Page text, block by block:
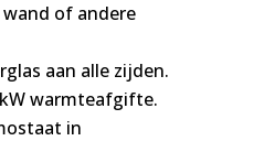
of andere
aan alle zijden.
warmteafgifte.
in